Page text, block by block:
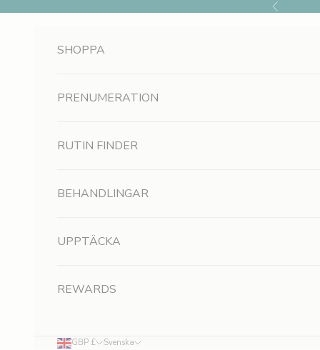
Föregående
SHOPPA
PRENUMERATION
RUTIN FINDER
BEHANDLINGAR
UPPTÄCKA
REWARDS
GBP £ Svenska